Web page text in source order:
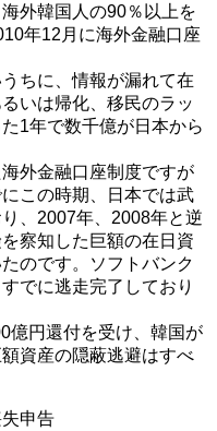
外韓国人の90％以上を
年12月に海外金融口座
ちに、情報が漏れて在
いは帰化、移民のラッ
1年で数千億が日本から
外金融口座制度ですが
この時期、日本では武
、2007年、2008年と逆
察知した巨額の在日資
のです。ソフトバンク
でに逃走完了しており
億円還付を受け、韓国が
資産の隠蔽逃避はすべ
申告